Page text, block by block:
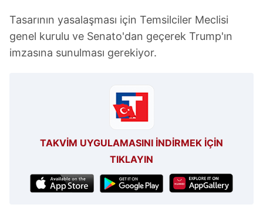
Tasarının yasalaşması için Temsilciler Meclisi
genel kurulu ve Senato'dan geçerek Trump'ın
imzasına sunulması gerekiyor.
TAKVİM UYGULAMASINI İNDİRMEK İÇİN
TIKLAYIN